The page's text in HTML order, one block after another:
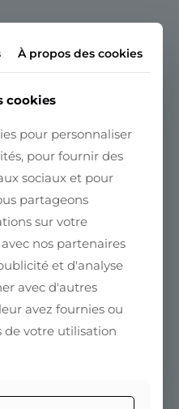
rapproche
Fleurs
et offres exclusives
boîte mail.
À propos des cookies
cookies
pour personnaliser
pour fournir des
sociaux et pour
partageons
sur votre
nos partenaires
et d'analyse
avec d'autres
avez fournies ou
de votre utilisation